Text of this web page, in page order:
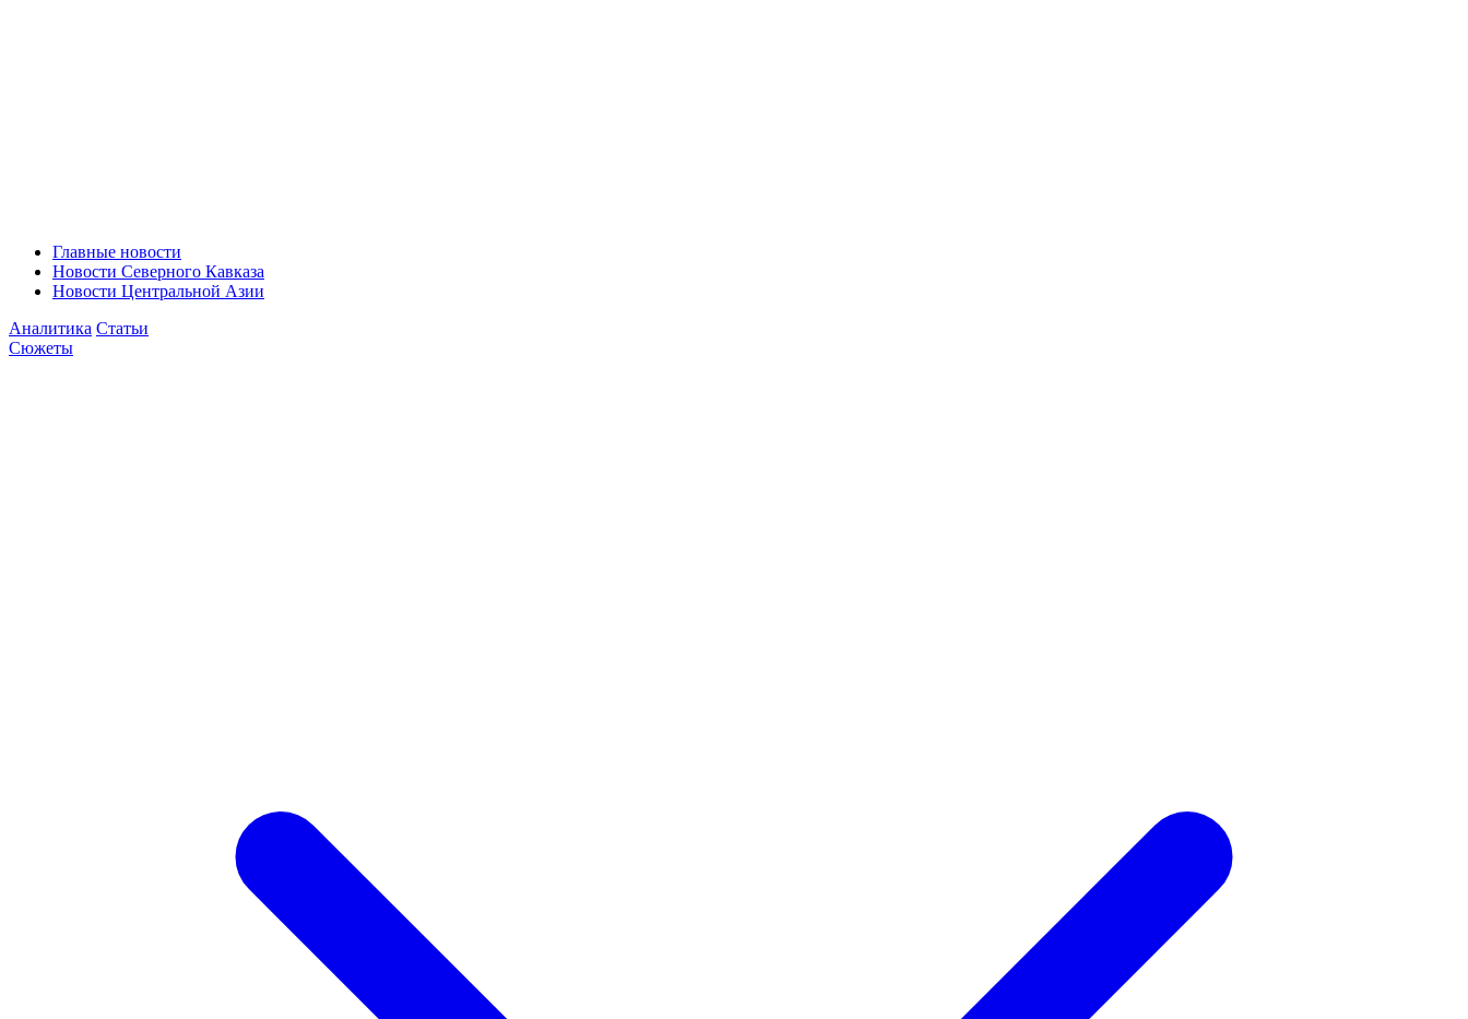
Главные новости
Новости Северного Кавказа
Новости Центральной Азии
Аналитика Статьи
Сюжеты